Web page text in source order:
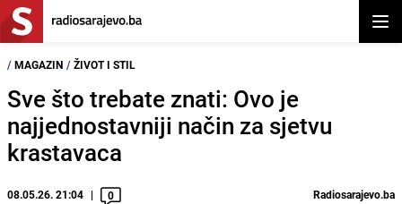
/ MAGAZIN / ŽIVOT I STIL
Sve što trebate znati: Ovo je
najjednostavniji način za sjetvu
krastavaca
08.05.26. 21:04 0 Radiosarajevo.ba